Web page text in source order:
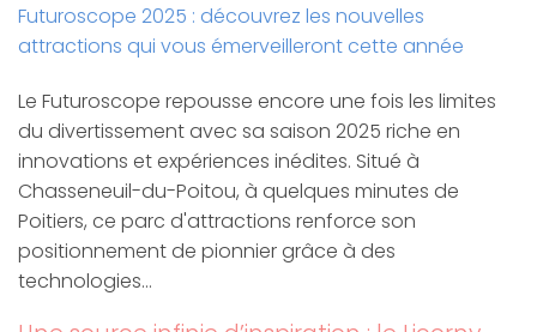
Futuroscope 2025 : découvrez les nouvelles
attractions qui vous émerveilleront cette année
Le Futuroscope repousse encore une fois les limites
du divertissement avec sa saison 2025 riche en
innovations et expériences inédites. Situé à
Chasseneuil-du-Poitou, à quelques minutes de
Poitiers, ce parc d'attractions renforce son
positionnement de pionnier grâce à des
technologies…